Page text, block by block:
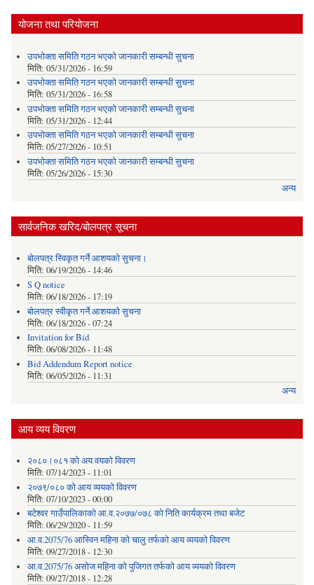
योजना तथा परियोजना
उपभोक्ता समिति गठन भएको जानकारी सम्बन्धी सुचना
मिति: 05/31/2026 - 16:59
उपभोक्ता समिति गठन भएको जानकारी सम्बन्धी सुचना
मिति: 05/31/2026 - 16:58
उपभोक्ता समिति गठन भएको जानकारी सम्बन्धी सुचना
मिति: 05/31/2026 - 12:44
उपभोक्ता समिति गठन भएको जानकारी सम्बन्धी सुचना
मिति: 05/27/2026 - 10:51
उपभोक्ता समिति गठन भएको जानकारी सम्बन्धी सुचना
मिति: 05/26/2026 - 15:30
अन्य
सार्वजनिक खरिद/बोलपत्र सूचना
बोलपत्र स्विकृत गर्ने आशयको सुचना।
मिति: 06/19/2026 - 14:46
S Q notice
मिति: 06/18/2026 - 17:19
बोलपत्र स्वीकृत गर्ने आशयको सुचना
मिति: 06/18/2026 - 07:24
Invitation for Bid
मिति: 06/08/2026 - 11:48
Bid Addendum Report notice
मिति: 06/05/2026 - 11:31
अन्य
आय व्यय विवरण
२०८०।०८१ को अय वयको विवरण
मिति: 07/14/2023 - 11:01
२०७९/०८० को आय व्ययको विवरण
मिति: 07/10/2023 - 00:00
बटेश्वर गाउँपालिकाको आ.व.२०७७/०७८ को निति कार्यक्रम तथा बजेट
मिति: 06/29/2020 - 11:59
आ.व.2075/76 आस्विन महिना को चालु तर्फको आय व्ययको विवरण
मिति: 09/27/2018 - 12:30
आ.व.2075/76 असोज महिना को पुजिगत तर्फको आय व्ययको विवरण
मिति: 09/27/2018 - 12:28